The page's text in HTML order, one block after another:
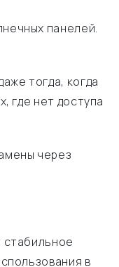
панелей.
тогда, когда
где нет доступа
через
в